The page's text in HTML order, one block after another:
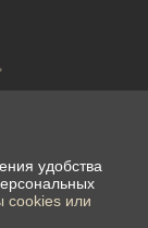
удобства
cookies или